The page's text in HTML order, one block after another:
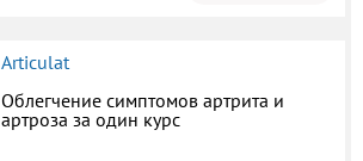
Articulat
Облегчение симптомов артрита и
артроза за один курс